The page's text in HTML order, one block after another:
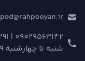
pod@rahpooyan.ir
09029563142 | 021-91319291
شنبه تا چهارشنبه 9 تا 17